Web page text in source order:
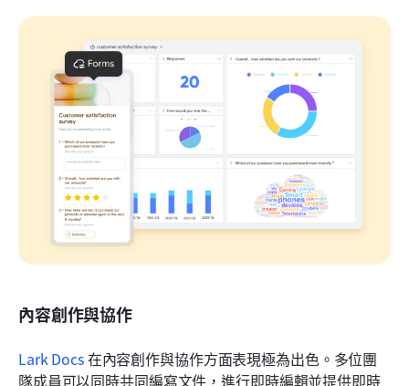
內容創作與協作
Lark Docs 在內容創作與協作方面表現極為出色。多位團
隊成員可以同時共同編寫文件，進行即時編輯並提供即時